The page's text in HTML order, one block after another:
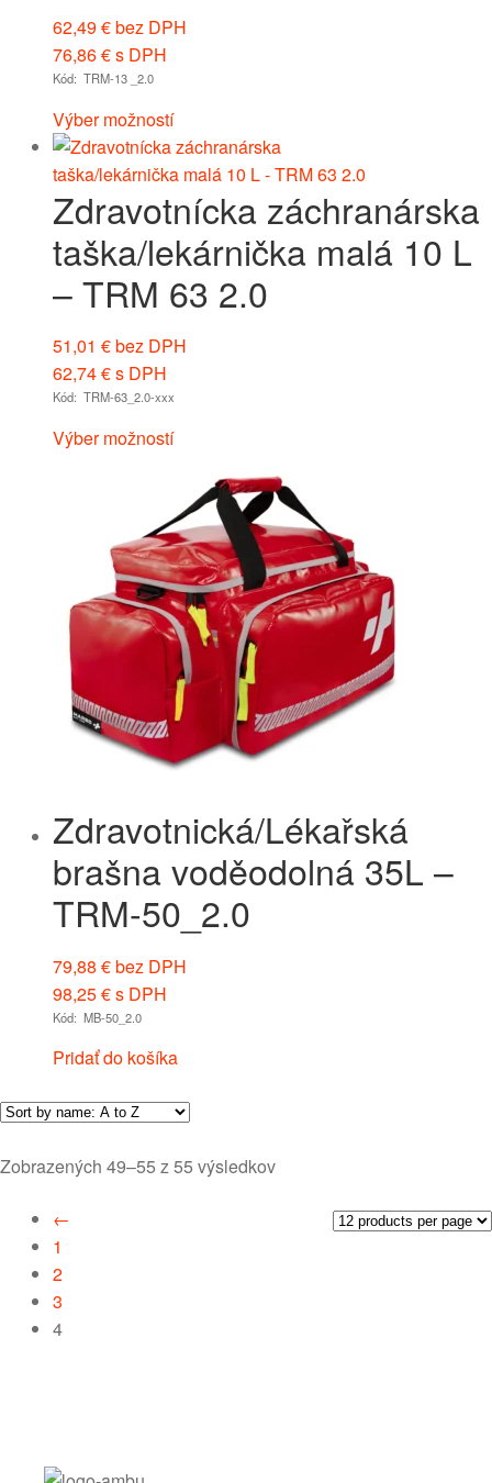
62,49€bez DPH
76,86€s DPH
Kód: TRM-13 _2.0
Výber možností
Zdravotnícka záchranárska
taška/lekárnička malá 10 L
– TRM 63 2.0
51,01 €bez DPH
62,74€s DPH
Kód: TRM-63_2.0-xxx
Výber možností
Zdravotnická/Lékařská
brašna voděodolná 35L –
TRM-50_2.0
79,88 €bez DPH
98,25€s DPH
Kód: MB-50_2.0
Pridať do košíka
Zobrazených 49–55 z 55 výsledkov
←
1
2
3
4